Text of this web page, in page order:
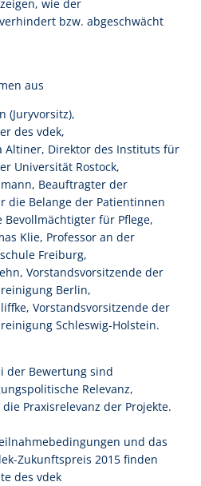
wie der
bzw. abgeschwächt
aus
(Juryvorsitz),
des vdek,
Altiner, Direktor des Instituts für
Universität Rostock,
Beauftragter der
die Belange der Patientinnen
Bevollmächtigter für Pflege,
Klie, Professor an der
Freiburg,
Vorstandsvorsitzende der
Berlin,
Vorstandsvorsitzende der
Schleswig-Holstein.
der Bewertung sind
Relevanz,
Praxisrelevanz der Projekte.
und das
Zukunftspreis 2015 finden
des vdek